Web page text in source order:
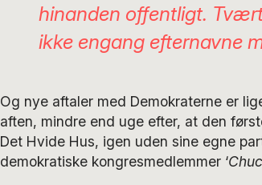
hinanden offentligt.
ikke engang efternavne
Og nye aftaler med Demokraterne er
aften, mindre end uge efter, at den
Det Hvide Hus, igen uden sine egne
demokratiske kongresmedlemmer ‘